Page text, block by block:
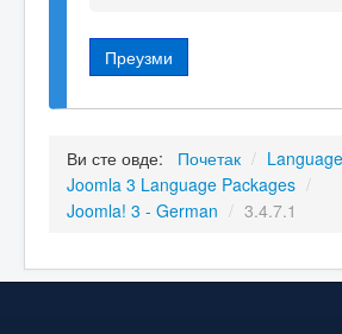
Преузми
Ви сте овде: Почетак /
Joomla 3 Language Packages /
Joomla! 3 - German / 3.4.7.1